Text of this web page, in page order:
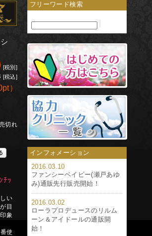
[税別]
[税込]
）
切れ
ﾁｯ
い
目
象
使
フリーワード検索
インフォメーション
2016.03.10
ファンシーベイビー(瀬戸あゆ
み)通販先行販売開始！
2016.03.02
ローラプロデュースのリルム
ーン＆アイドールの通販開
始！